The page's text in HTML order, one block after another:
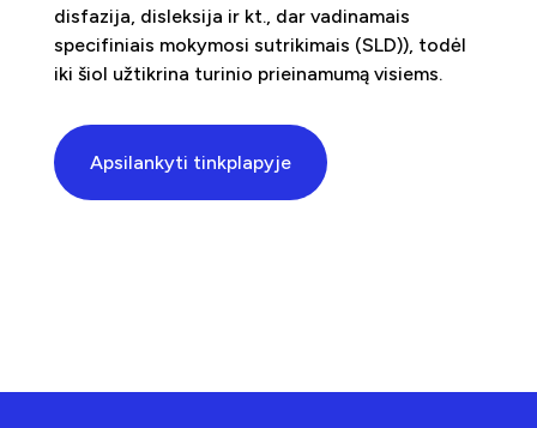
disfazija, disleksija ir kt., dar vadinamais
specifiniais mokymosi sutrikimais (SLD)), todėl
iki šiol užtikrina turinio prieinamumą visiems.
Apsilankyti tinkplapyje